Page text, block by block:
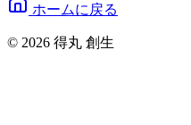
ホームに戻る
© 2026 得丸 創生